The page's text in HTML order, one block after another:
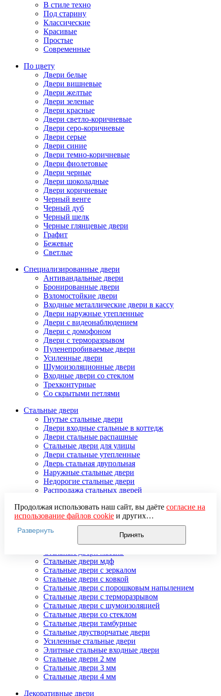
В стиле техно
Под старину
Классические
Красивые
Простые
Современные
По цвету
Двери белые
Двери вишневые
Двери желтые
Двери зеленые
Двери красные
Двери светло-коричневые
Двери серо-коричневые
Двери серые
Двери синие
Двери темно-коричневые
Двери фиолетовые
Двери черные
Двери шоколадные
Двери коричневые
Черный венге
Черный дуб
Черный шелк
Черные глянцевые двери
Графит
Бежевые
Светлые
Специализированные двери
Антивандальные двери
Бронированные двери
Взломостойкие двери
Входные металлические двери в кассу
Двери наружные утепленные
Двери с видеонаблюдением
Двери с домофоном
Двери с терморазрывом
Пуленепробиваемые двери
Усиленные двери
Шумоизоляционные двери
Входные двери со стеклом
Трехконтурные
Со скрытыми петлями
Стальные двери
Гнутые стальные двери
Двери входные стальные в коттедж
Двери стальные распашные
Стальные двери для улицы
Двери стальные утепленные
Дверь стальная двупольная
Наружные стальные двери
Недорогие стальные двери
Распродажа стальных дверей
Стальная дверь на дачу
Стальные взломостойкие двери
Стальные входные двери в квартиру
Стальные двери в подъезд
Стальные двери внутреннего открывания
Стальные двери мдф
Стальные двери с зеркалом
Стальные двери с ковкой
Стальные двери с порошковым напылением
Стальные двери с терморазрывом
Стальные двери с шумоизоляцией
Стальные двери со стеклом
Стальные двери тамбурные
Стальные двустворчатые двери
Усиленные стальные двери
Элитные стальные входные двери
Стальные двери 2 мм
Стальные двери 3 мм
Стальные двери 4 мм
Декоративные двери
Продолжая использовать наш сайт, вы даёте согласие на
использование файлов cookieи других
пользовательских данных (включая IP-адрес, сведения о
местоположении, устройстве, действиях на сайте и т. п.)
для функционирования сайта, проведения
использования систем аналитики (например,
Яндекс.Метрика), в соответствии с нашей
обработки персональных данных.
Если вы не хотите, чтобы ваши данные обрабатывались,
настройте ограничения в браузере или покиньте сайт.
Развернуть
Принять